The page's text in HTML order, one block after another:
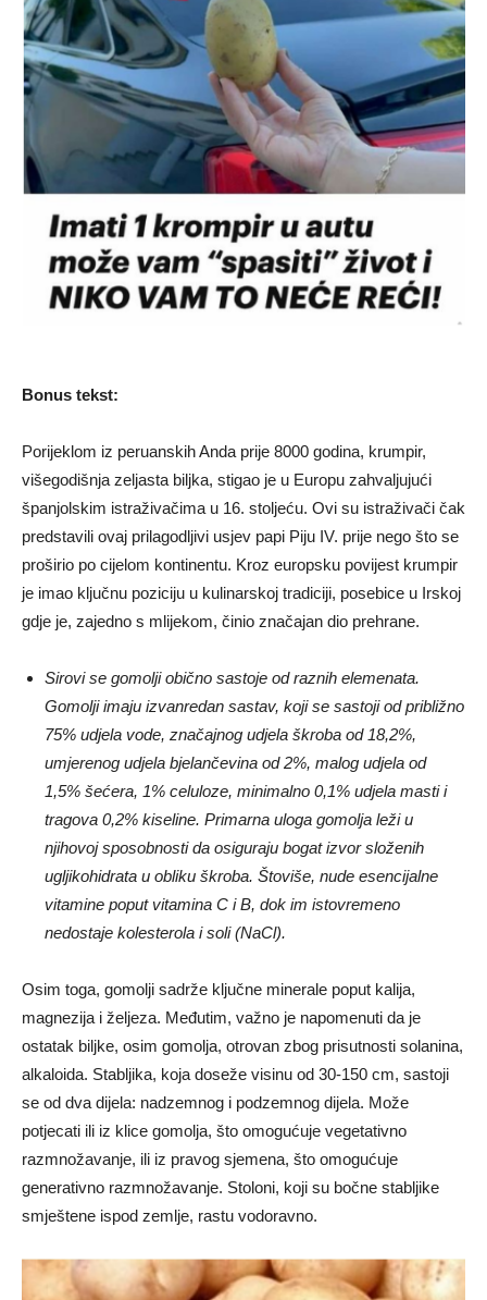
Bonus tekst:
Porijeklom iz peruanskih Anda prije 8000 godina, krumpir,
višegodišnja zeljasta biljka, stigao je u Europu zahvaljujući
španjolskim istraživačima u 16. stoljeću. Ovi su istraživači čak
predstavili ovaj prilagodljivi usjev papi Piju IV. prije nego što se
proširio po cijelom kontinentu. Kroz europsku povijest krumpir
je imao ključnu poziciju u kulinarskoj tradiciji, posebice u Irskoj
gdje je, zajedno s mlijekom, činio značajan dio prehrane.
Sirovi se gomolji obično sastoje od raznih elemenata.
Gomolji imaju izvanredan sastav, koji se sastoji od približno
75% udjela vode, značajnog udjela škroba od 18,2%,
umjerenog udjela bjelančevina od 2%, malog udjela od
1,5% šećera, 1% celuloze, minimalno 0,1% udjela masti i
tragova 0,2% kiseline. Primarna uloga gomolja leži u
njihovoj sposobnosti da osiguraju bogat izvor složenih
ugljikohidrata u obliku škroba. Štoviše, nude esencijalne
vitamine poput vitamina C i B, dok im istovremeno
nedostaje kolesterola i soli (NaCl).
Osim toga, gomolji sadrže ključne minerale poput kalija,
magnezija i željeza. Međutim, važno je napomenuti da je
ostatak biljke, osim gomolja, otrovan zbog prisutnosti solanina,
alkaloida. Stabljika, koja doseže visinu od 30-150 cm, sastoji
se od dva dijela: nadzemnog i podzemnog dijela. Može
potjecati ili iz klice gomolja, što omogućuje vegetativno
razmnožavanje, ili iz pravog sjemena, što omogućuje
generativno razmnožavanje. Stoloni, koji su bočne stabljike
smještene ispod zemlje, rastu vodoravno.